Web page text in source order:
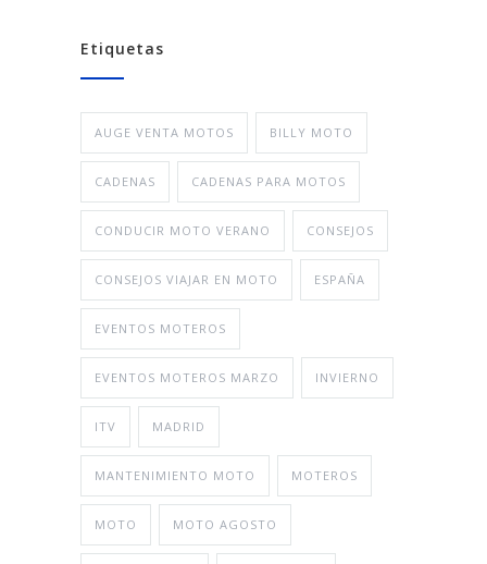
Etiquetas
AUGE VENTA MOTOS BILLY MOTO
CADENAS CADENAS PARA MOTOS
CONDUCIR MOTO VERANO CONSEJOS
CONSEJOS VIAJAR EN MOTO ESPAÑA
EVENTOS MOTEROS
EVENTOS MOTEROS MARZO INVIERNO
ITV MADRID
MANTENIMIENTO MOTO MOTEROS
MOTO MOTO AGOSTO